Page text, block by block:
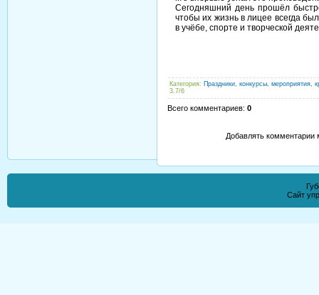
Сегодняшний день прошёл
чтобы их жизнь в лицее всегда
в учёбе, спорте и творческой
Категория: Праздники, конкурсы, мероприятия,
3.7/6
Всего комментариев: 0
Добавлять комментарии
Сайт